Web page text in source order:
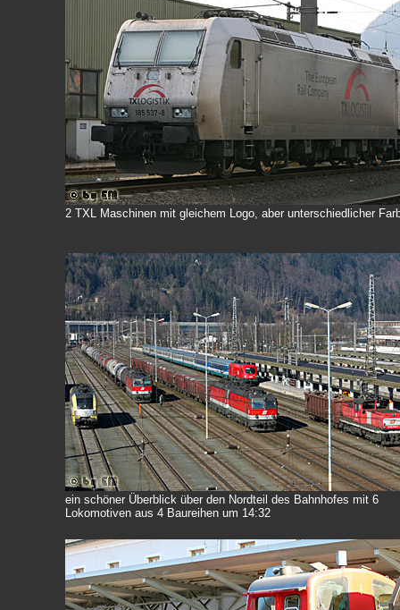
2 TXL Maschinen mit gleichem Logo, aber unterschiedlicher
ein schöner Überblick über den Nordteil des Bahnhofes mit 6
Lokomotiven aus 4 Baureihen um 14:32